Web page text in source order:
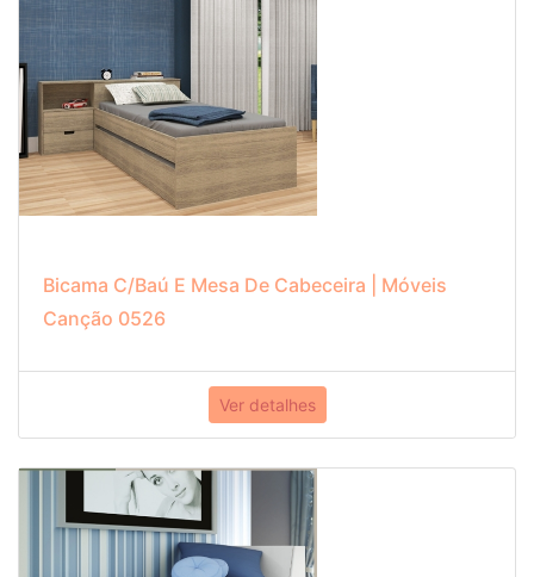
Bicama C/Baú E Mesa De Cabeceira | Móveis
Canção 0526
Ver detalhes